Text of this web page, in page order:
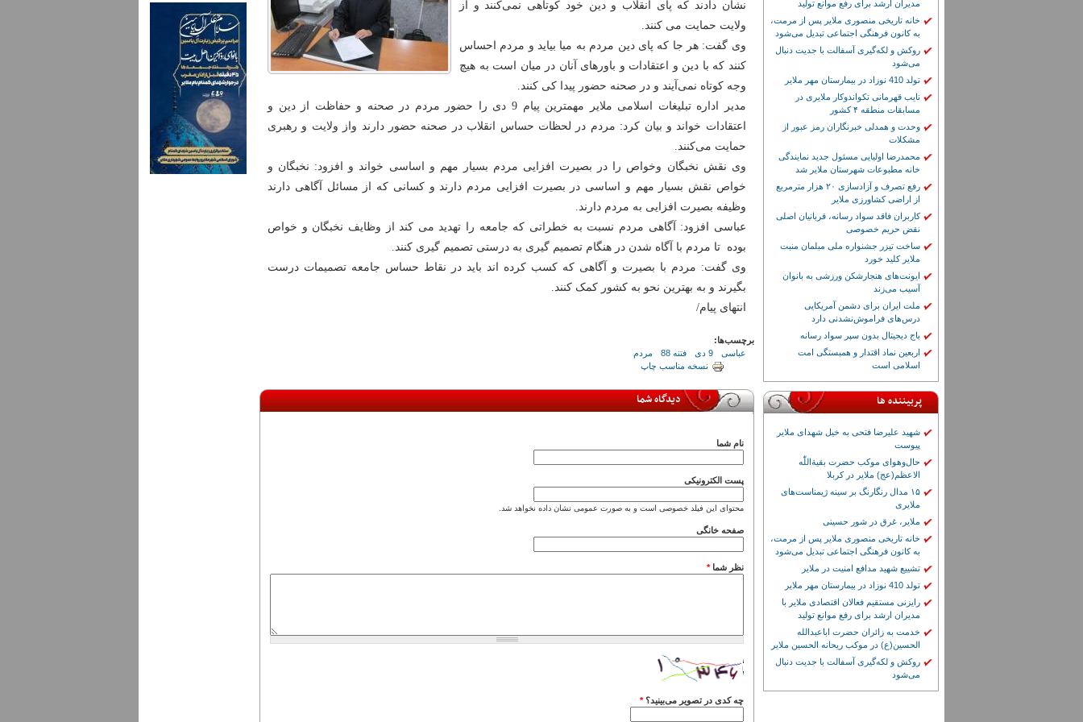
نشان دادند که پای انقلاب و دین خود کوتاهی نمی‌کنند و از
ولایت حمایت می کنند.
وی گفت: هر جا که پای دین مردم به میا بیاید و مردم احساس
کنند که با دین و اعتقادات و باورهای آنان در میان است به هیچ
وجه کوتاه نمی‌آیند و در صحنه حضور پیدا کی کنند.
مدیر اداره تبلیغات اسلامی ملایر مهمترین پیام 9 دی را حضور مردم در صحنه و حفاظت از دین و
اعتقادات خواند و بیان کرد: مردم در لحظات حساس انقلاب در صحنه حضور دارند واز ولایت و رهبری
حمایت می‌کنند.
وی نقش نخبگان وخواص را در بصیرت افزایی مردم بسیار مهم و اساسی خواند و افزود: نخبگان و
خواص نقش بسیار مهم و اساسی در بصیرت افزایی مردم دارند و کسانی که از مسائل آگاهی دارند
وظیفه بصیرت افزایی به مردم دارند.
عباسی افزود: آگاهی مردم نسبت به خطراتی که جامعه را تهدید می کند از وظایف نخبگان و خواص
بوده تا مردم با آگاه شدن در هنگام تصمیم گیری به درستی تصمیم گیری کنند.
وی گفت: مردم با بصیرت و آگاهی که کسب کرده اند باید در نقاط حساس جامعه تصمیمات درست
بگیرند و به بهترین نحو به کشور کمک کنند.
انتهای پیام/
برچسب‌ها:
عباسی
9 دی فتنه 88
مردم
نسخه مناسب چاپ
دیدگاه شما
نام شما
پست الکترونیکی
محتوای این فیلد خصوصی است و به صورت عمومی نشان داده نخواهد شد.
صفحه خانگی
نظر شما*
چه کدی در تصویر می‌بینید؟*
مدیران ارشد برای رفع موانع تولید
خانه تاریخی منصوری ملایر پس از مرمت،
به کانون فرهنگی اجتماعی تبدیل می‌شود
روکش و لکه‌گیری آسفالت با جدیت دنبال
می‌شود
تولد 410 نوزاد در بیمارستان مهر ملایر
نایب قهرمانی تکواندوکار ملایری در
مسابقات منطقه ۴ کشور
وحدت و همدلی خبرنگاران رمز عبور از
مشکلات
محمدرضا اولیایی مسئول جدید نمایندگی
خانه مطبوعات شهرستان ملایر شد
رفع تصرف و آزادسازی ۲۰ هزار مترمربع
از اراضی کشاورزی ملایر
کاربران فاقد سواد رسانه، قربانیان اصلی
نقض حریم خصوصی
ساخت تیزر جشنواره ملی مبلمان منبت
ملایر کلید خورد
ایونت‌های هنجارشکن ورزشی به بانوان
آسیب می‌زند
ملت ایران برای دشمن آمریکایی
درس‌های فراموش‌نشدنی دارد
باج دیجیتال بدون سپر سواد رسانه
اربعین نماد اقتدار و همبستگی امت
اسلامی است
پربیننده ها
شهید علیرضا فتحی به خیل شهدای ملایر
پیوست
حال‌وهوای موکب حضرت بقیة‌اللّٰه
الاعظم(عج) ملایر در کربلا
۱۵ مدال رنگارنگ بر سینه ژیمناست‌های
ملایری
ملایر، غرق در شور حسینی
خانه تاریخی منصوری ملایر پس از مرمت،
به کانون فرهنگی اجتماعی تبدیل می‌شود
تشییع شهید مدافع امنیت در ملایر
تولد 410 نوزاد در بیمارستان مهر ملایر
رایزنی مستقیم فعالان اقتصادی ملایر با
مدیران ارشد برای رفع موانع تولید
خدمت به زائران حضرت اباعبدالله
الحسین(ع) در موکب ریحانه الحسین ملایر
روکش و لکه‌گیری آسفالت با جدیت دنبال
می‌شود